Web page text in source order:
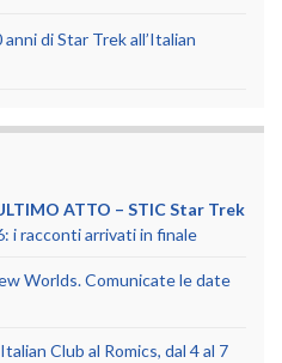
di Star Trek all’Italian
ATTO – STIC Star Trek
i racconti arrivati in finale
Worlds. Comunicate le date
Club al Romics, dal 4 al 7